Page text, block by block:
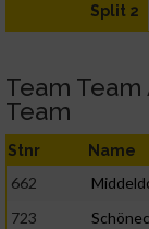
Split 2
Team
Team
Stnr Name
662
723